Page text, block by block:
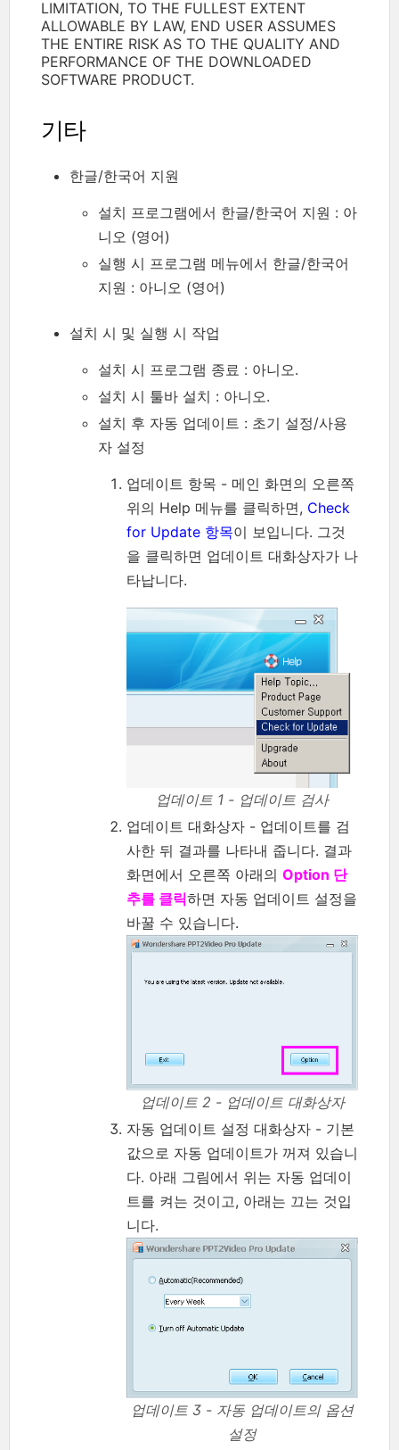
LIMITATION, TO THE FULLEST EXTENT
ALLOWABLE BY LAW, END USER ASSUMES
THE ENTIRE RISK AS TO THE QUALITY AND
PERFORMANCE OF THE DOWNLOADED
SOFTWARE PRODUCT.
기타
한글/한국어 지원
설치 프로그램에서 한글/한국어 지원 : 아
니오 (영어)
실행 시 프로그램 메뉴에서 한글/한국어
지원 : 아니오 (영어)
설치 시 및 실행 시 작업
설치 시 프로그램 종료 : 아니오.
설치 시 툴바 설치 : 아니오.
설치 후 자동 업데이트 : 초기 설정/사용
자 설정
업데이트 항목 - 메인 화면의 오른쪽
위의 Help 메뉴를 클릭하면, Check
for Update 항목이 보입니다. 그것
을 클릭하면 업데이트 대화상자가 나
타납니다.
업데이트 1 - 업데이트 검사
업데이트 대화상자 - 업데이트를 검
사한 뒤 결과를 나타내 줍니다. 결과
화면에서 오른쪽 아래의 Option 단
추를 클릭하면 자동 업데이트 설정을
바꿀 수 있습니다.
업데이트 2 - 업데이트 대화상자
자동 업데이트 설정 대화상자 - 기본
값으로 자동 업데이트가 꺼져 있습니
다. 아래 그림에서 위는 자동 업데이
트를 켜는 것이고, 아래는 끄는 것입
니다.
업데이트 3 - 자동 업데이트의 옵션
설정